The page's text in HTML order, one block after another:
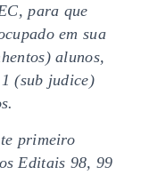
para que
em sua
alunos,
(sub judice)
Editais 98, 99